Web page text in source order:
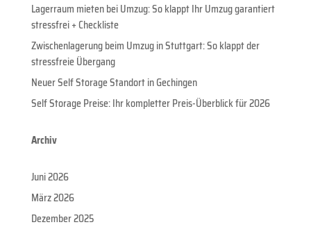
Lagerraum mieten bei Umzug: So klappt Ihr Umzug garantiert
stressfrei + Checkliste
Zwischenlagerung beim Umzug in Stuttgart: So klappt der
stressfreie Übergang
Neuer Self Storage Standort in Gechingen
Self Storage Preise: Ihr kompletter Preis-Überblick für 2026
Archiv
Juni 2026
März 2026
Dezember 2025